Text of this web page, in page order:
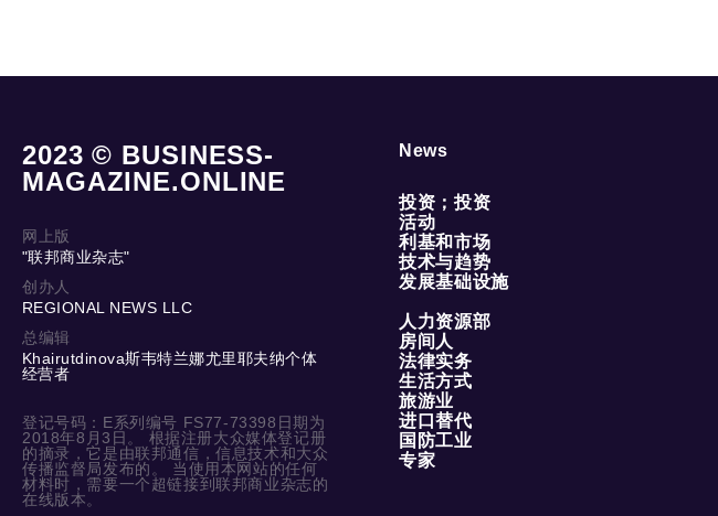
2023 © BUSINESS-
MAGAZINE.ONLINE
网上版
"联邦商业杂志"
创办人
REGIONAL NEWS LLC
总编辑
Khairutdinova斯韦特兰娜尤里耶夫纳个体
经营者
登记号码：E系列编号 FS77-73398日期为
2018年8月3日。 根据注册大众媒体登记册
的摘录，它是由联邦通信，信息技术和大众
传播监督局发布的。 当使用本网站的任何
材料时，需要一个超链接到联邦商业杂志的
在线版本。
News
投资；投资
活动
利基和市场
技术与趋势
发展基础设施
人力资源部
房间人
法律实务
生活方式
旅游业
进口替代
国防工业
专家